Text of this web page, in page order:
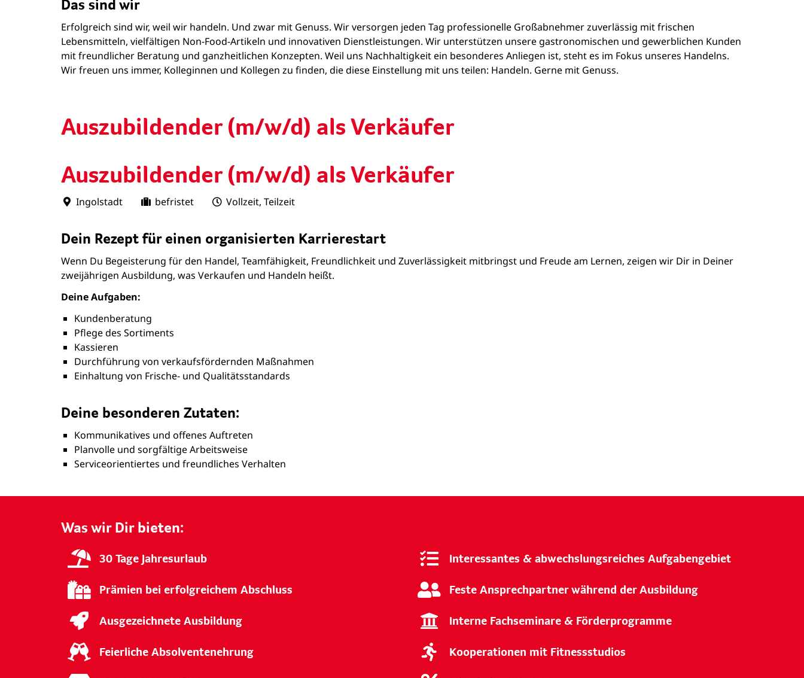
Auszubildender (m/w/d) als Verkäufer
Ingolstadt befristet Vollzeit, Teilzeit
Das sind wir
Erfolgreich sind wir, weil wir handeln. Und zwar mit Genuss. Wir versorgen jeden Tag professionelle Großabnehmer zuverlässig mit frischen
Lebensmitteln, vielfältigen Non-Food-Artikeln und innovativen Dienstleistungen. Wir unterstützen unsere gastronomischen und gewerblichen Kunden
mit freundlicher Beratung und ganzheitlichen Konzepten. Weil uns Nachhaltigkeit ein besonderes Anliegen ist, steht es im Fokus unseres Handelns.
Wir freuen uns immer, Kolleginnen und Kollegen zu finden, die diese Einstellung mit uns teilen: Handeln. Gerne mit Genuss.
Auszubildender (m/w/d) als Verkäufer
Dein Rezept für einen organisierten Karrierestart
Wenn Du Begeisterung für den Handel, Teamfähigkeit, Freundlichkeit und Zuverlässigkeit mitbringst und Freude am Lernen, zeigen wir Dir in Deiner
zweijährigen Ausbildung, was Verkaufen und Handeln heißt.
Deine Aufgaben:
Kundenberatung
Pflege des Sortiments
Kassieren
Durchführung von verkaufsfördernden Maßnahmen
Einhaltung von Frische- und Qualitätsstandards
Deine besonderen Zutaten:
Kommunikatives und offenes Auftreten
Planvolle und sorgfältige Arbeitsweise
Serviceorientiertes und freundliches Verhalten
Was wir Dir bieten:
30 Tage Jahresurlaub Interessantes & abwechslungsreiches Aufgabengebiet
Prämien bei erfolgreichem Abschluss Feste Ansprechpartner während der Ausbildung
Ausgezeichnete Ausbildung Interne Fachseminare & Förderprogramme
Feierliche Absolventenehrung Kooperationen mit Fitnessstudios